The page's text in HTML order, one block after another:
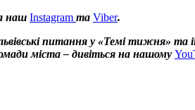
наш Instagram та Viber.
питання у «Темі тижня» та
міста – дивіться на нашому